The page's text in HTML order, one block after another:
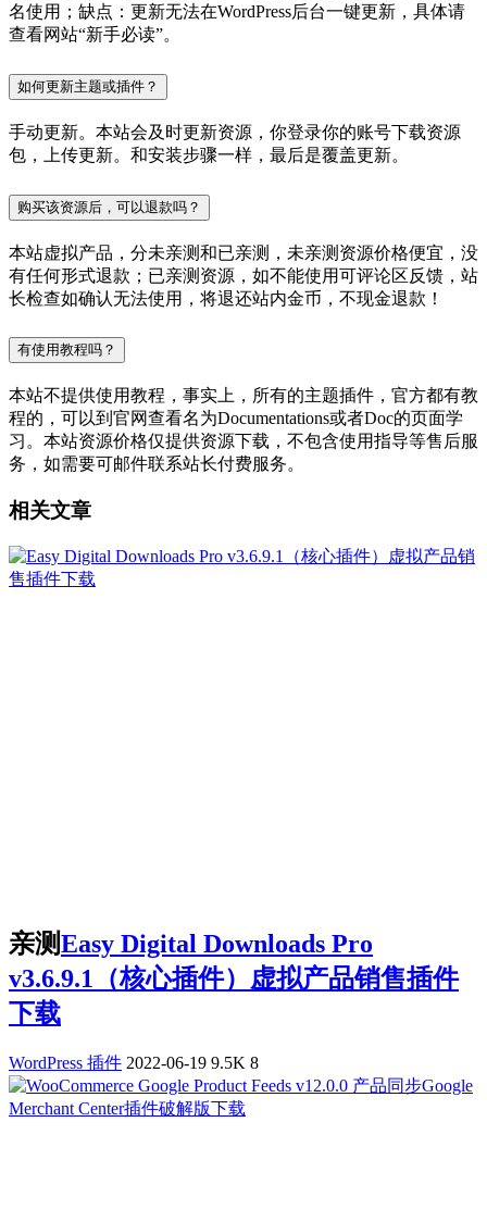
名使用；缺点：更新无法在WordPress后台一键更新，具体请
查看网站“新手必读”。
如何更新主题或插件？
手动更新。本站会及时更新资源，你登录你的账号下载资源
包，上传更新。和安装步骤一样，最后是覆盖更新。
购买该资源后，可以退款吗？
本站虚拟产品，分未亲测和已亲测，未亲测资源价格便宜，没
有任何形式退款；已亲测资源，如不能使用可评论区反馈，站
长检查如确认无法使用，将退还站内金币，不现金退款！
有使用教程吗？
本站不提供使用教程，事实上，所有的主题插件，官方都有教
程的，可以到官网查看名为Documentations或者Doc的页面学
习。本站资源价格仅提供资源下载，不包含使用指导等售后服
务，如需要可邮件联系站长付费服务。
相关文章
亲测Easy Digital Downloads Pro
v3.6.9.1（核心插件）虚拟产品销售插件
下载
WordPress 插件 2022-06-19 9.5K 8